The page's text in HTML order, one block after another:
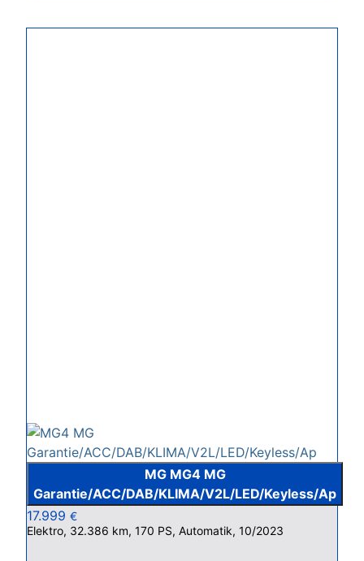
MG MG4 MG
Garantie/ACC/DAB/KLIMA/V2L/LED/Keyless/Ap
17.999 €
Elektro, 32.386 km, 170 PS, Automatik, 10/2023